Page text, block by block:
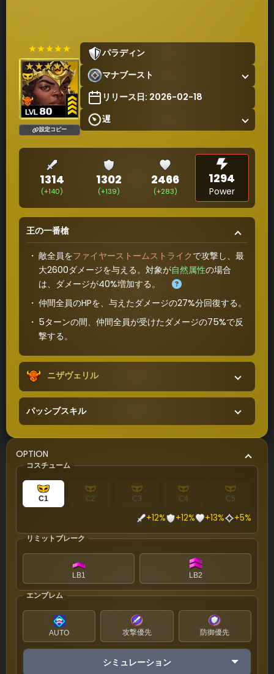
★★★★★
設定コピー
パラディン
マナブースト
リリース日: 2026-02-18
遅
1314
(+140)
1302
(+139)
2466
(+283)
1294
Power
王の一番槍
敵全員をファイヤーストームストライクで攻撃し、最
大2600ダメージを与える。対象が自然属性の場合
は、ダメージが40%増加する。
仲間全員のHPを、与えたダメージの27%分回復する。
5ターンの間、仲間全員が受けたダメージの75%で反
撃する。
ニザヴェリル
パッシブスキル
OPTION
コスチューム
C1 C2 C3 C4 C5
+12% +12% +13% +5%
リミットブレーク
LB1 LB2
エンブレム
AUTO 攻撃優先 防御優先
シミュレーション